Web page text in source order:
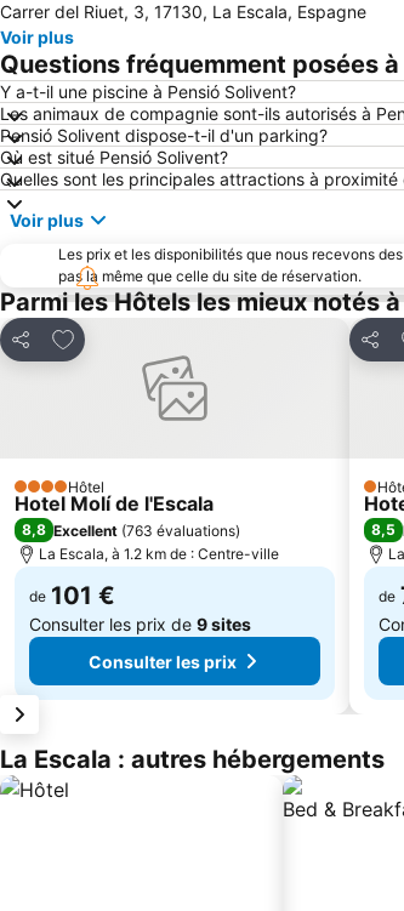
Carrer del Riuet, 3, 17130, La Escala, Espagne
Voir plus
Questions fréquemment posées
Y a-t-il une piscine à Pensió Solivent?
Les animaux de compagnie sont-ils autorisés à
Pensió Solivent dispose-t-il d'un parking?
Où est situé Pensió Solivent?
Quelles sont les principales attractions à proximité
Voir plus
Les prix et les disponibilités que nous recevons
pas la même que celle du site de réservation.
Parmi les Hôtels les mieux notés
Partager
Ajouter à mes favoris
4 ÉtoilesHôtel
Hotel Molí de l'Escala
8,8 Excellent (763 évaluations)
La Escala, à 1.2 km de : Centre-ville
de 101 €
Consulter les prix de 9 sites
Consulter les prix
1
8,5
de
La Escala : autres hébergements